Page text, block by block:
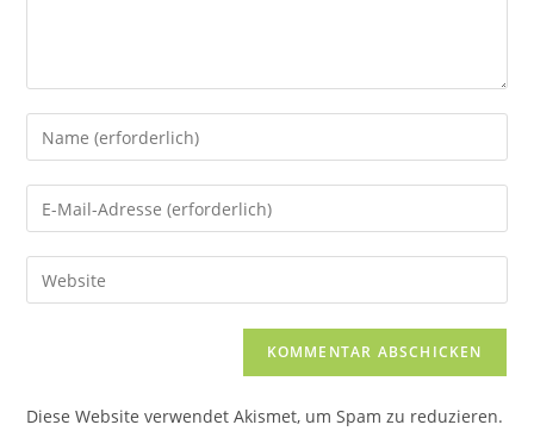
Gib
deinen
Namen
oder
zum
Kommentieren
Gib
deine
E-
Mail-
ein
Gib
deine
(optional)
Diese Website verwendet Akismet, um Spam zu reduzieren.